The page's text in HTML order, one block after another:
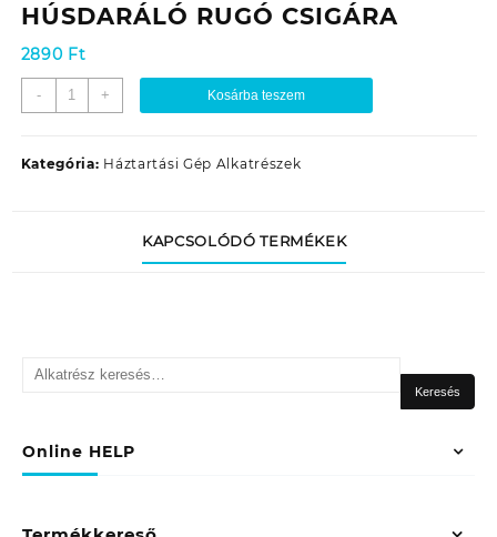
HÚSDARÁLÓ RUGÓ CSIGÁRA
2890 Ft
-
ZELMER
86.1002
HÚSDARÁLÓ
+ Kosárba teszem
Kategória: Háztartási Gép Alkatrészek
KAPCSOLÓDÓ TERMÉKEK
Keresés
Keresés
Online HELP